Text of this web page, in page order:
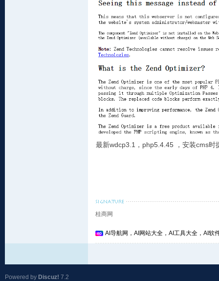
最新wdcp3.1，php5.4.45 ，安装cms
桂商网
AI导航网，AI网站大全，AI工具大全，AI软
Powered by Discuz! 7.2